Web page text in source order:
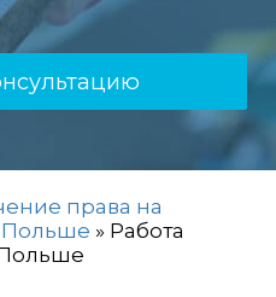
права на
Польше » Работа